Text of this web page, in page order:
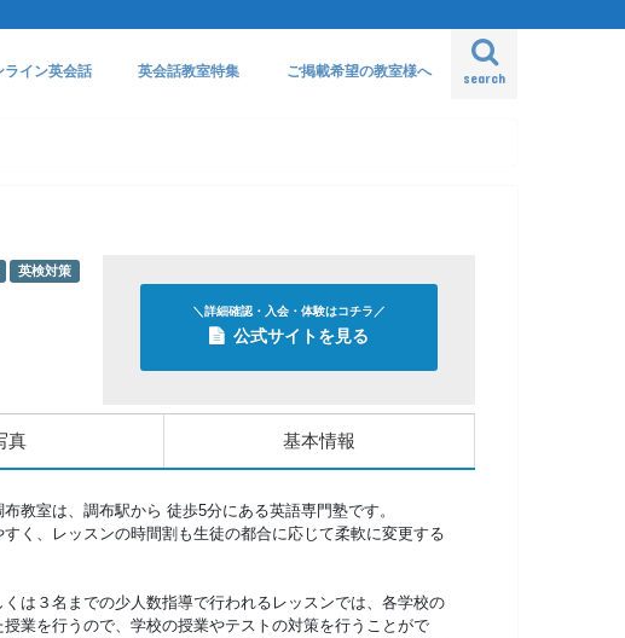
search
ライン英会話 英会話教室特集 ご掲載希望の教室様へ
英検対策
＼詳細確認・入会・体験はコチラ／
公式サイトを見る
真 基本情報
教室は、調布駅から 徒歩5分にある英語専門塾です。
く、レッスンの時間割も生徒の都合に応じて柔軟に変更する
くは３名までの少人数指導で行われるレッスンでは、各学校の
業を行うので、学校の授業やテストの対策を行うことがで